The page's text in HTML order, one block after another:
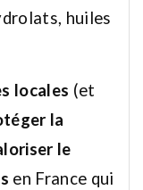
huiles
locales (et
la
le
en France qui